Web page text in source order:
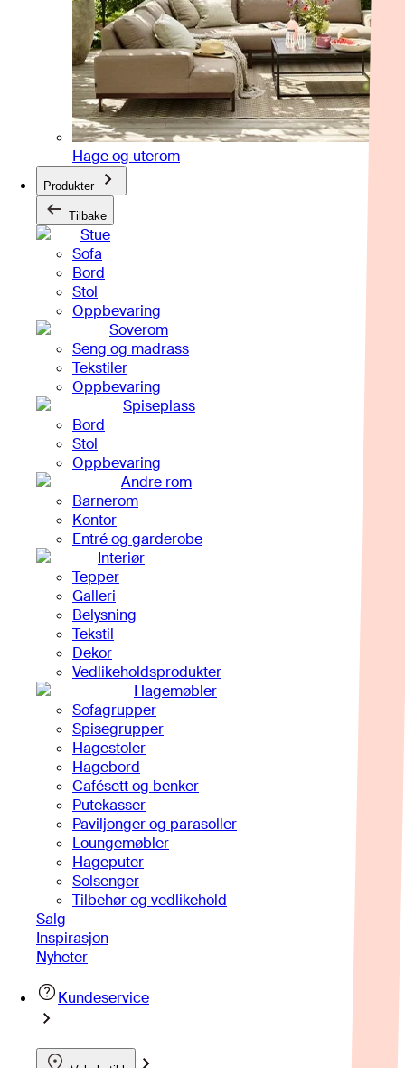
Hage og uterom
Produkter
Tilbake
Stue
Sofa
Bord
Stol
Oppbevaring
Soverom
Seng og madrass
Tekstiler
Oppbevaring
Spiseplass
Bord
Stol
Oppbevaring
Andre rom
Barnerom
Kontor
Entré og garderobe
Interiør
Tepper
Galleri
Belysning
Tekstil
Dekor
Vedlikeholdsprodukter
Hagemøbler
Sofagrupper
Spisegrupper
Hagestoler
Hagebord
Cafésett og benker
Putekasser
Paviljonger og parasoller
Loungemøbler
Hageputer
Solsenger
Tilbehør og vedlikehold
Salg
Inspirasjon
Nyheter
Kundeservice